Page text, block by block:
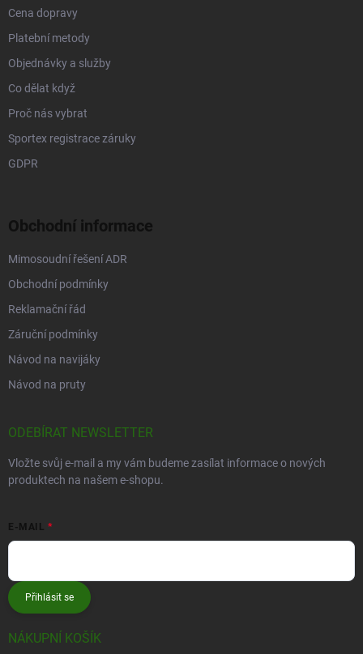
Cena dopravy
Platební metody
Objednávky a služby
Co dělat když
Proč nás vybrat
Sportex registrace záruky
GDPR
Obchodní informace
Mimosoudní řešení ADR
Obchodní podmínky
Reklamační řád
Záruční podmínky
Návod na navijáky
Návod na pruty
ODEBÍRAT NEWSLETTER
Vložte svůj e-mail a my vám budeme zasílat informace o nových
produktech na našem e-shopu.
E-MAIL
Přihlásit se
NÁKUPNÍ KOŠÍK